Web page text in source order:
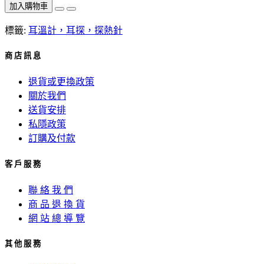
加入購物車
標籤: 耳溫計，耳探，探熱針
商 店 訊 息
退貨或更換政策
關於我們
送貨安排
私隱政策
訂購及付款
客 戶 服 務
聯 絡 我 們
商 品 退 換 貨
網 站 總 導 覽
其 他 服 務